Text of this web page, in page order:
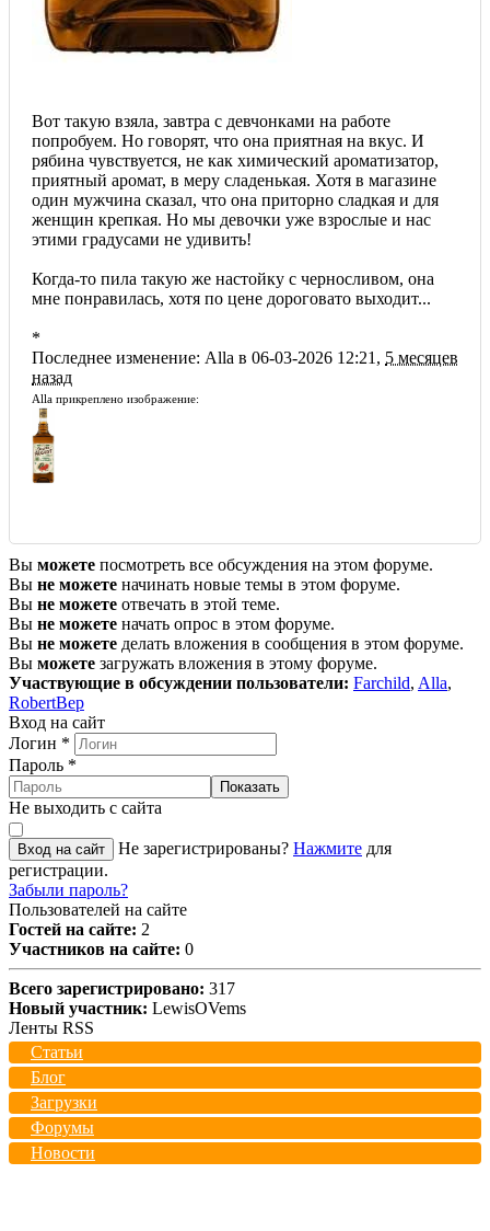
Вот такую взяла, завтра с девчонками на работе
попробуем. Но говорят, что она приятная на вкус. И
рябина чувствуется, не как химический ароматизатор,
приятный аромат, в меру сладенькая. Хотя в магазине
один мужчина сказал, что она приторно сладкая и для
женщин крепкая. Но мы девочки уже взрослые и нас
этими градусами не удивить!
Когда-то пила такую же настойку с черносливом, она
мне понравилась, хотя по цене дороговато выходит...
*
Последнее изменение: Alla в 06-03-2026 12:21, 5 месяцев
назад
Alla прикреплено изображение:
Вы можете посмотреть все обсуждения на этом форуме.
Вы не можете начинать новые темы в этом форуме.
Вы не можете отвечать в этой теме.
Вы не можете начать опрос в этом форуме.
Вы не можете делать вложения в сообщения в этом форуме.
Вы можете загружать вложения в этому форуме.
Участвующие в обсуждении пользователи: Farchild, Alla,
RobertBep
Вход на сайт
Логин *
Пароль *
Показать
Не выходить с сайта
Вход на сайт Не зарегистрированы? Нажмите для
регистрации.
Забыли пароль?
Пользователей на сайте
Гостей на сайте: 2
Участников на сайте: 0
Всего зарегистрировано: 317
Новый участник: LewisOVems
Ленты RSS
Статьи
Блог
Загрузки
Форумы
Новости